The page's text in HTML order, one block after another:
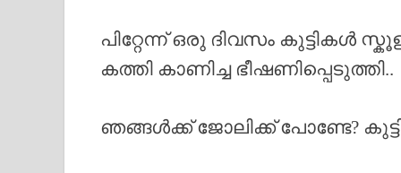
പിറ്റേന്ന് ഒരു ദിവസം കുട്ടികൾ
കത്തി കാണിച്ച ഭീഷണിപ്പെടുത്തി..
ഞങ്ങൾക്ക് ജോലിക്ക് പോണ്ടേ?